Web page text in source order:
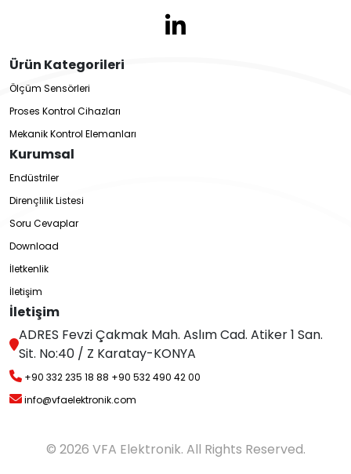
Ürün Kategorileri
Ölçüm Sensörleri
Proses Kontrol Cihazları
Mekanik Kontrol Elemanları
Kurumsal
Endüstriler
Dirençlilik Listesi
Soru Cevaplar
Download
İletkenlik
İletişim
İletişim
ADRES Fevzi Çakmak Mah. Aslım Cad. Atiker 1 San.
Sit. No:40 / Z Karatay-KONYA
+90 332 235 18 88 +90 532 490 42 00
info@vfaelektronik.com
© 2026 VFA Elektronik. All Rights Reserved.